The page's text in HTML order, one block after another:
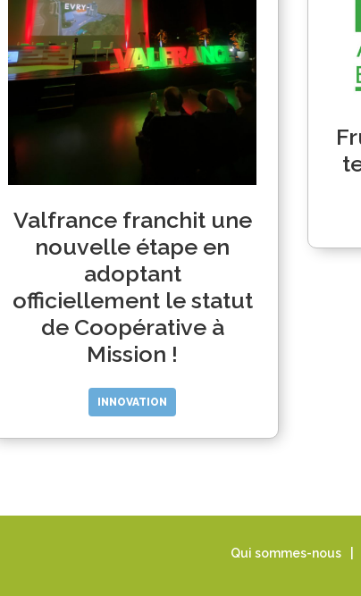
Valfrance franchit une
nouvelle étape en
adoptant
officiellement le statut
de Coopérative à
Mission !
INNOVATION
Qui sommes-nous